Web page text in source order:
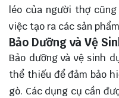
léo của người thợ
việc tạo ra các sản
Bảo Dưỡng và Vệ
Bảo dưỡng và vệ sinh
thể thiếu để đảm bảo
gò. Các dụng cụ cần